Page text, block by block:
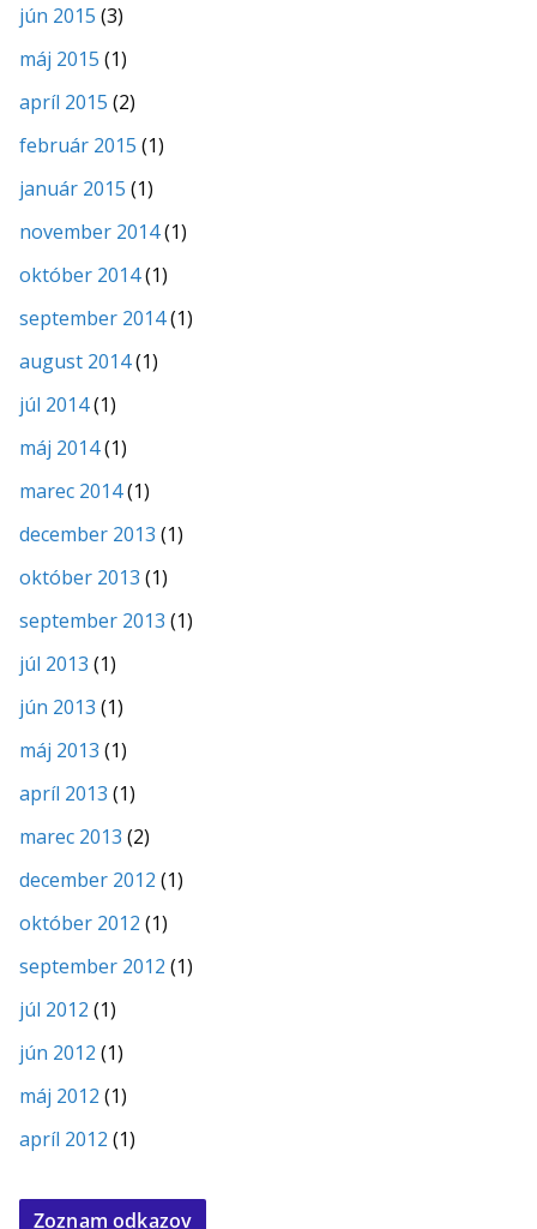
jún 2015 (3)
máj 2015 (1)
apríl 2015 (2)
február 2015 (1)
január 2015 (1)
november 2014(1)
október 2014(1)
september 2014(1)
august 2014(1)
júl 2014(1)
máj 2014(1)
marec 2014(1)
december 2013 (1)
október 2013 (1)
september 2013 (1)
júl 2013 (1)
jún 2013 (1)
máj 2013 (1)
apríl 2013 (1)
marec 2013 (2)
december 2012 (1)
október 2012 (1)
september 2012 (1)
júl 2012 (1)
jún 2012 (1)
máj 2012 (1)
apríl 2012 (1)
Zoznam odkazov